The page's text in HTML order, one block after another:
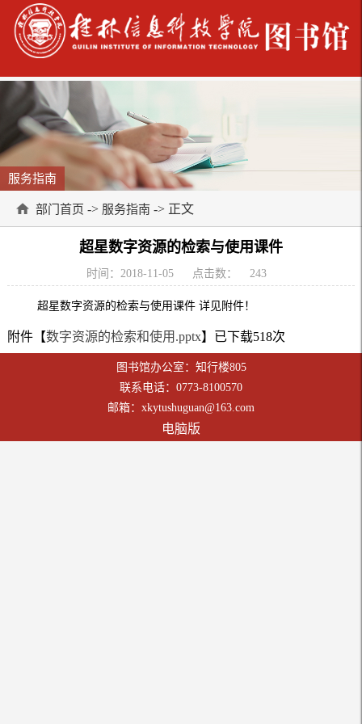
服务指南
部门首页 -> 服务指南 -> 正文
超星数字资源的检索与使用课件
时间：2018-11-05 点击数： 243
超星数字资源的检索与使用课件 详见附件！
附件【数字资源的检索和使用.pptx】已下载518次
图书馆办公室：知行楼805
联系电话：0773-8100570
邮箱：xkytushuguan@163.com
电脑版